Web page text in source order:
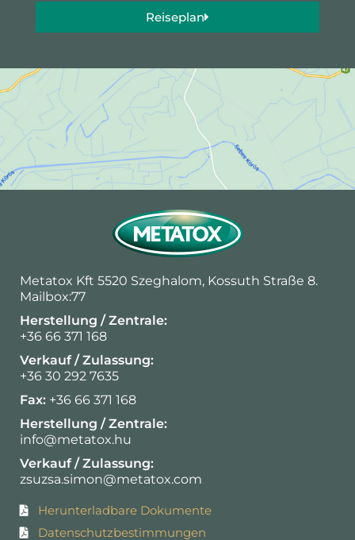
Reiseplan
Metatox Kft 5520 Szeghalom, Kossuth Straße 8.
Mailbox:77
Herstellung / Zentrale:
+36 66 371 168
Verkauf / Zulassung:
+36 30 292 7635
Fax: +36 66 371 168
Herstellung / Zentrale:
info@metatox.hu
Verkauf / Zulassung:
zsuzsa.simon@metatox.com
Herunterladbare Dokumente
Datenschutzbestimmungen